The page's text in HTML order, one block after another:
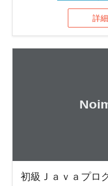
詳
初級Ｊａｖａプロ